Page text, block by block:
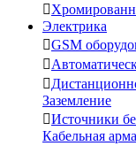

Электрика
GSM


Заземление
Источники
Кабельная